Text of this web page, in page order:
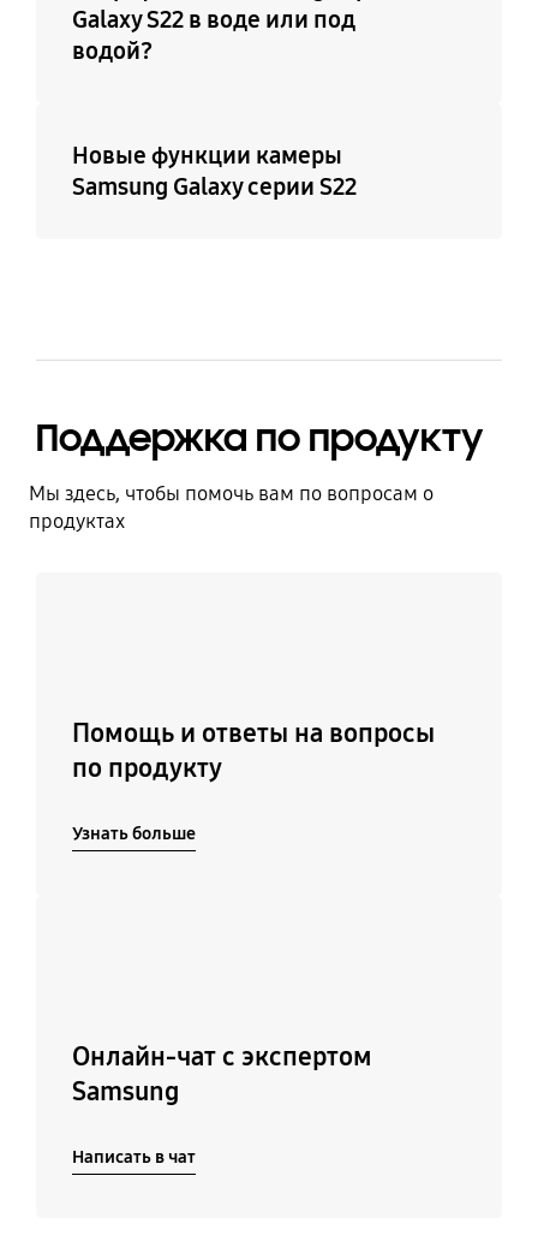
Galaxy S22 в воде или под
водой?
Новые функции камеры
Samsung Galaxy серии S22
Поддержка по продукту
Мы здесь, чтобы помочь вам по вопросам о
продуктах
Помощь и ответы на вопросы
по продукту
Узнать больше
Онлайн-чат с экспертом
Samsung
Написать в чат